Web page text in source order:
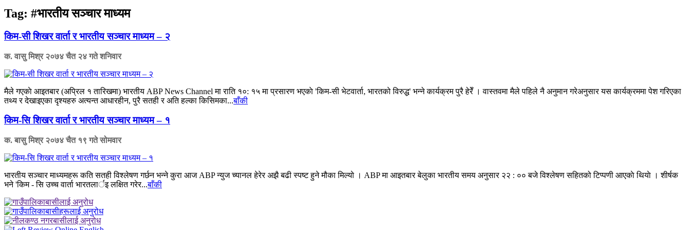
Tag: #भारतीय सञ्चार माध्यम
किम-सी शिखर वार्ता र भारतीय सञ्चार माध्यम – २
क. वासु मिश्र २०७४ चैत २४ गते शनिवार
मैले गएकाे आइतबार (अप्रिल १ तारिखमा) भारतीय ABP News Channel मा राति १०: १५ मा प्रसारण भएकाे 'किम-सी भेटवार्ता, भारतको विरुद्ध' भन्ने कार्यक्रम पुरै हेरेँ । वास्तवमा मैले पहिले नै अनुमान गरेअनुसार यस कार्यक्रममा पेश गरिएका
तथ्य र देखाइएका दृश्यहरु अत्यन्त आधारहीन, पुरै सतही र अति हल्का किसिमका...बाँकी
किम-सि शिखर वार्ता र भारतीय सञ्चार माध्यम – १
क. बासु मिश्र २०७४ चैत १९ गते सोमवार
भारतीय सञ्चार माध्यमहरू कति सतही विश्लेषण गर्छन भन्ने कुरा आज ABP न्युज च्यानल हेरेर अझै बढी स्पष्ट हुने मौका मिल्यो । ABP मा आइतबार बेलुका भारतीय समय अनुसार २२ : ०० बजे विश्लेषण सहितको टिप्पणी आएकाे थियाे । शीर्षक
भने 'किम - सि उच्च वार्ता भारतलार्इ लक्षित गरेर...बाँकी